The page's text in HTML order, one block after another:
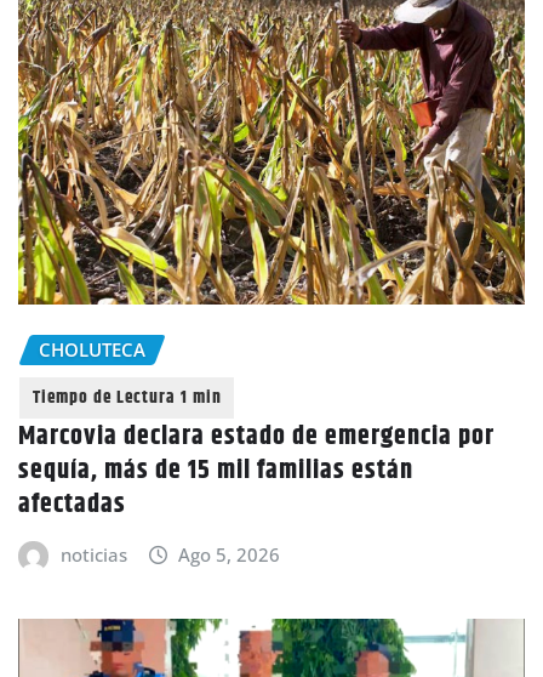
CHOLUTECA
Marcovia declara estado de emergencia por
sequía, más de 15 mil familias están
afectadas
noticias Ago 5, 2026